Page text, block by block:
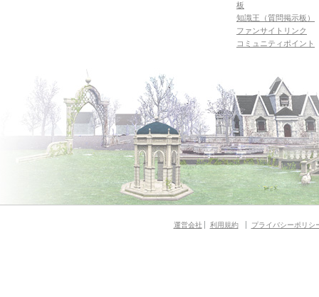
板
知識王（質問掲示板）
ファンサイトリンク
コミュニティポイント
運営会社 利用規約 プライバシーポリシ